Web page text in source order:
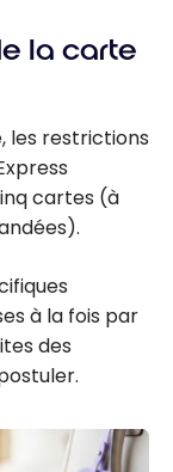
la carte
les restrictions
cartes (à
à la fois par
des